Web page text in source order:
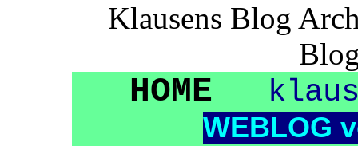
Klausens Blog
HOME
WEBLOG